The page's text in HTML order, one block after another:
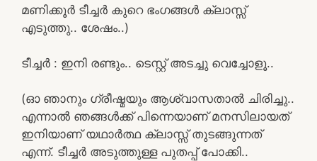
മണിക്കൂർ ടീച്ചർ കുറെ ഭംഗങ്ങൾ ക്ലാസ്സ്‌
എടുത്തു.. ശേഷം..)
ടീച്ചർ : ഇനി രണ്ടും.. ടെസ്റ്റ്‌ അടച്ചു വെച്ചോളൂ..
(ഓ ഞാനും ഗ്രീഷ്മയും ആശ്വാസതാൽ ചിരിച്ചു..
എന്നാൽ ഞങ്ങൾക്ക് പിന്നെയാണ് മനസിലായത്
ഇനിയാണ് യഥാർത്ഥ ക്ലാസ്സ്‌ തുടങ്ങുന്നത്
എന്ന്. ടീച്ചർ അടുത്തുള്ള പുതപ്പ് പോക്കി..